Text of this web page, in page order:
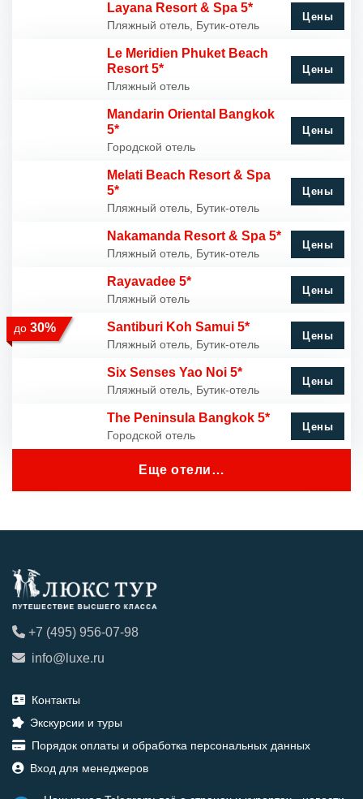
Layana Resort & Spa 5*
Пляжный отель, Бутик-отель
Цены
Le Meridien Phuket Beach
Resort 5*
Пляжный отель
Цены
Mandarin Oriental Bangkok
5*
Городской отель
Цены
Melati Beach Resort & Spa
5*
Пляжный отель, Бутик-отель
Цены
Nakamanda Resort & Spa 5*
Пляжный отель, Бутик-отель
Цены
Rayavadee 5*
Пляжный отель
Цены
до 30% Santiburi Koh Samui 5*
Пляжный отель, Бутик-отель
Цены
Six Senses Yao Noi 5*
Пляжный отель, Бутик-отель
Цены
The Peninsula Bangkok 5*
Городской отель
Цены
Еще отели…
+7 (495) 956-07-98
info@luxe.ru
Контакты
Экскурсии и туры
Порядок оплаты и обработка персональных данных
Вход для менеджеров